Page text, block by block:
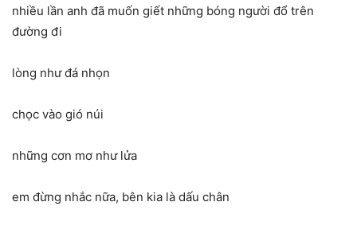
nhiều lần anh đã muốn giết những bóng người đổ trên
đường đi
lòng như đá nhọn
chọc vào gió núi
những cơn mơ như lửa
em đừng nhắc nữa, bên kia là dấu chân